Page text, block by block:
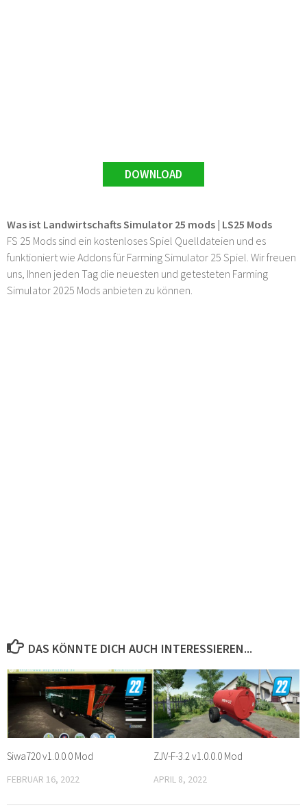
DOWNLOAD
Was ist Landwirtschafts Simulator 25 mods | LS25 Mods
FS 25 Mods sind ein kostenloses Spiel Quelldateien und es
funktioniert wie Addons für Farming Simulator 25 Spiel. Wir freuen
uns, Ihnen jeden Tag die neuesten und getesteten Farming
Simulator 2025 Mods anbieten zu können.
DAS KÖNNTE DICH AUCH INTERESSIEREN...
Siwa720 v1.0.0.0 Mod
FEBRUAR 16, 2022
ZJV-F-3.2 v1.0.0.0 Mod
APRIL 8, 2022